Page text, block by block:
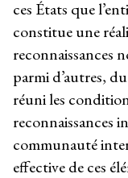
ces États que
constitue une
reconnaissances
parmi d’autres,
réuni les
reconnaissances
communauté
effective de ces